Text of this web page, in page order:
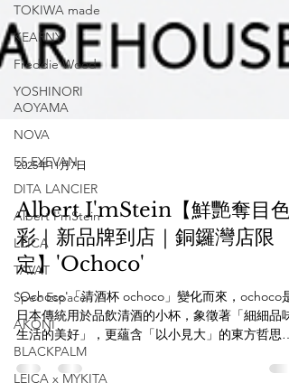
TOKIWA made
KEARNY
Freddie Wood
YOSHINORI
AOYAMA
NOVA
E5 EYEVAN
DITA LANCIER
Albert I'mStein
LEICA
TAVAT
Spec Espace
AKONI
BLACKPALM
LEICA x MYKITA
2025年11月7日
Albert I'mStein【鮮艷奪目色
彩｜新品牌到店｜銅鑼灣店限
定】'Ochoco'
'Ochoco'「清酒杯 ochoco」變化而來，ochoco是
日本傳統用於品飲清酒的小杯，象徵著「細細品味
生活的美好」，更蘊含「以小見大」的東方哲思
——在微小中藏著無窮趣味與層次。 透過